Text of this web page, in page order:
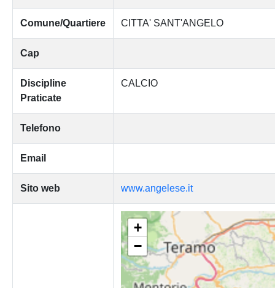
Comune/Quartiere CITTA' SANT'ANGELO
Cap
Discipline
Praticate
CALCIO
Telefono
Email
Sito web www.angelese.it
+
−